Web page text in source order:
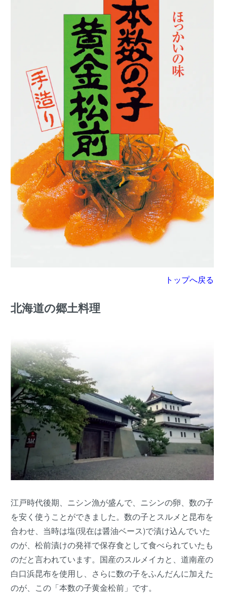
トップへ戻る
北海道の郷土料理
江戸時代後期、ニシン漁が盛んで、ニシンの卵、数の子
を安く使うことができました。数の子とスルメと昆布を
合わせ、当時は塩(現在は醤油ベース)で漬け込んでいた
のが、松前漬けの発祥で保存食として食べられていたも
のだと言われています。国産のスルメイカと、道南産の
白口浜昆布を使用し、さらに数の子をふんだんに加えた
のが、この「本数の子黄金松前」です。